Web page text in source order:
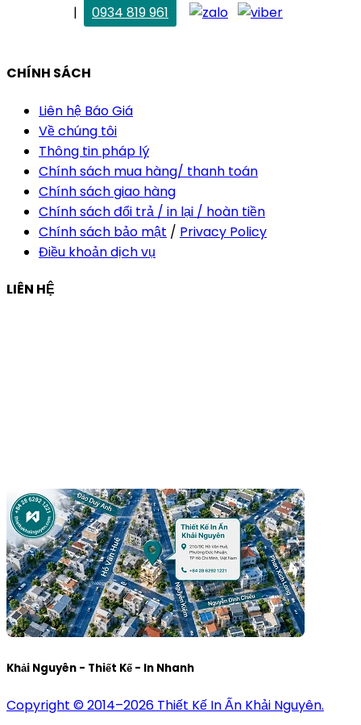
|
0934 819 961
CHÍNH SÁCH
Liên hệ Báo Giá
Về chúng tôi
Thông tin pháp lý
Chính sách mua hàng/ thanh toán
Chính sách giao hàng
Chính sách đổi trả / in lại / hoàn tiền
Chính sách bảo mật / Privacy Policy
Điều khoản dịch vụ
LIÊN HỆ
Khải Nguyên - Thiết Kế - In Nhanh
Copyright © 2014–2026 Thiết Kế In Ấn Khải Nguyên.